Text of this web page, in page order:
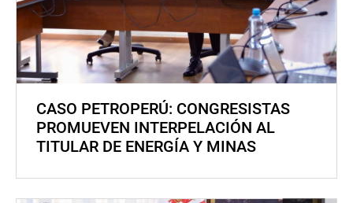
CASO PETROPERÚ: CONGRESISTAS
PROMUEVEN INTERPELACIÓN AL
TITULAR DE ENERGÍA Y MINAS